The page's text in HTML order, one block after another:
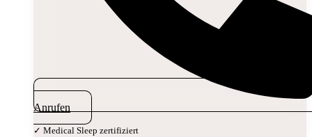
Anrufen
✓ Medical Sleep zertifiziert